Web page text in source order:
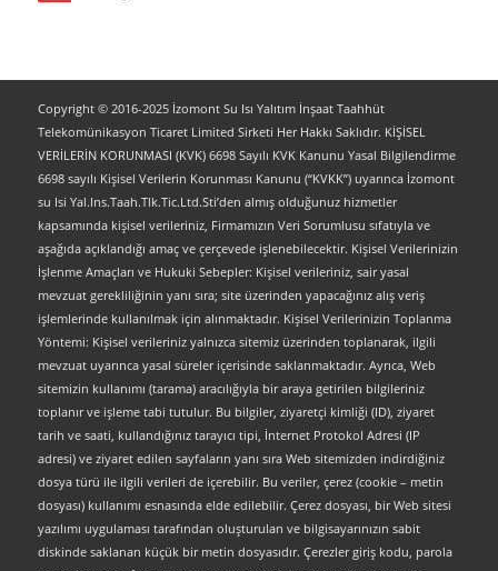
Copyright © 2016-2025 İzomont Su Isı Yalıtım İnşaat Taahhüt
Telekomünikasyon Ticaret Limited Sirketi Her Hakkı Saklıdır. KİŞİSEL
VERİLERİN KORUNMASI (KVK) 6698 Sayılı KVK Kanunu Yasal Bilgilendirme
6698 sayılı Kişisel Verilerin Korunması Kanunu (“KVKK”) uyarınca İzomont
su Isi Yal.Ins.Taah.Tlk.Tic.Ltd.Sti’den almış olduğunuz hizmetler
kapsamında kişisel verileriniz, Firmamızın Veri Sorumlusu sıfatıyla ve
aşağıda açıklandığı amaç ve çerçevede işlenebilecektir. Kişisel Verilerinizin
İşlenme Amaçları ve Hukuki Sebepler: Kişisel verileriniz, sair yasal
mevzuat gerekliliğinin yanı sıra; site üzerinden yapacağınız alış veriş
işlemlerinde kullanılmak için alınmaktadır. Kişisel Verilerinizin Toplanma
Yöntemi: Kişisel verileriniz yalnızca sitemiz üzerinden toplanarak, ilgili
mevzuat uyarınca yasal süreler içerisinde saklanmaktadır. Ayrıca, Web
sitemizin kullanımı (tarama) aracılığıyla bir araya getirilen bilgileriniz
toplanır ve işleme tabi tutulur. Bu bilgiler, ziyaretçi kimliği (ID), ziyaret
tarih ve saati, kullandığınız tarayıcı tipi, İnternet Protokol Adresi (IP
adresi) ve ziyaret edilen sayfaların yanı sıra Web sitemizden indirdiğiniz
dosya türü ile ilgili verileri de içerebilir. Bu veriler, çerez (cookie – metin
dosyası) kullanımı esnasında elde edilebilir. Çerez dosyası, bir Web sitesi
yazılımı uygulaması tarafından oluşturulan ve bilgisayarınızın sabit
diskinde saklanan küçük bir metin dosyasıdır. Çerezler giriş kodu, parola